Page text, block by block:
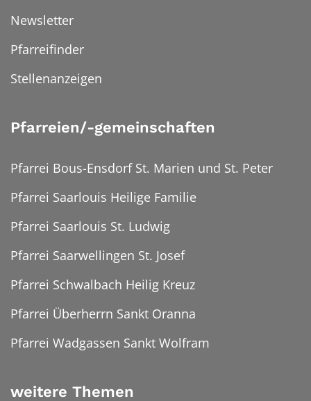
Newsletter
Pfarreifinder
Stellenanzeigen
Pfarreien/-gemeinschaften
Pfarrei Bous-Ensdorf St. Marien und St. Peter
Pfarrei Saarlouis Heilige Familie
Pfarrei Saarlouis St. Ludwig
Pfarrei Saarwellingen St. Josef
Pfarrei Schwalbach Heilig Kreuz
Pfarrei Überherrn Sankt Oranna
Pfarrei Wadgassen Sankt Wolfram
weitere Themen